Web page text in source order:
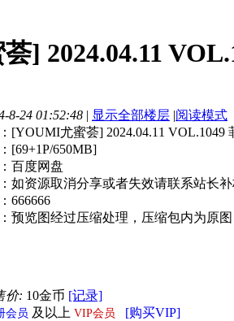
] 2024.04.11
8-24 01:52:48 | 显示全部楼层 |阅读模式
[YOUMI尤蜜荟] 2024.04.11 VOL.1049
[69+1P/650MB]
百度网盘
如资源取消分享或者失效请联系站长
666666
预览图经过压缩处理，压缩包内为原图
价: 10金币 [记录]
会员 及以上 VIP会员
[购买VIP]